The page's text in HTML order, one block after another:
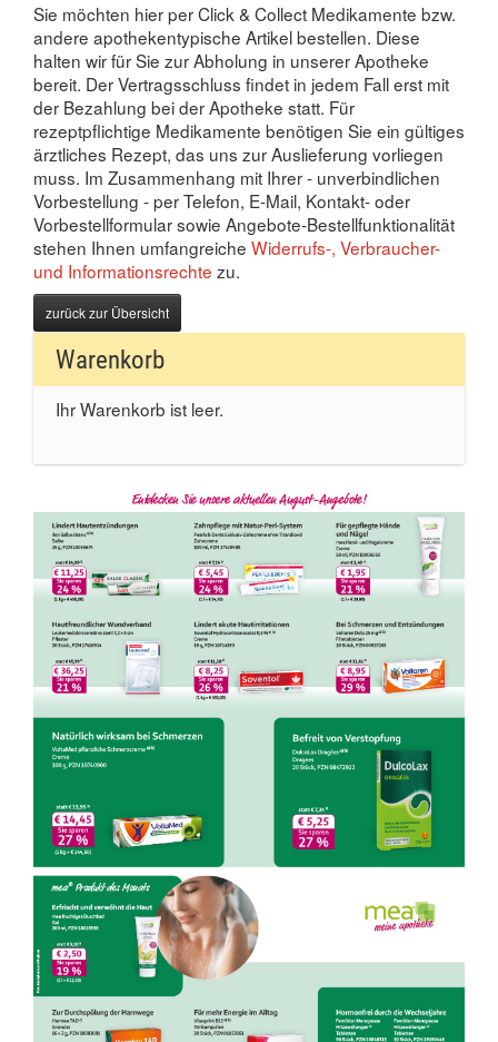
Sie möchten hier per Click & Collect Medikamente bzw.
andere apothekentypische Artikel bestellen. Diese
halten wir für Sie zur Abholung in unserer Apotheke
bereit. Der Vertragsschluss findet in jedem Fall erst mit
der Bezahlung bei der Apotheke statt. Für
rezeptpflichtige Medikamente benötigen Sie ein gültiges
ärztliches Rezept, das uns zur Auslieferung vorliegen
muss. Im Zusammenhang mit Ihrer - unverbindlichen
Vorbestellung - per Telefon, E-Mail, Kontakt- oder
Vorbestellformular sowie Angebote-Bestellfunktionalität
stehen Ihnen umfangreiche Widerrufs-, Verbraucher-
und Informationsrechte zu.
zurück zur Übersicht
Warenkorb
Ihr Warenkorb ist leer.